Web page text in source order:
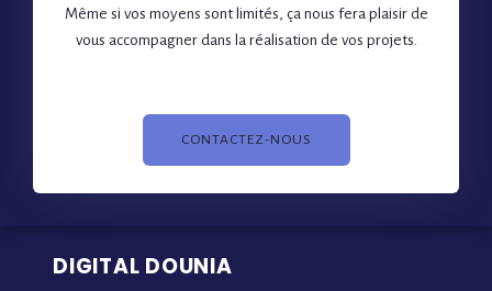
Même si vos moyens sont limités, ça nous fera plaisir de
vous accompagner dans la réalisation de vos projets.
CONTACTEZ-NOUS
DIGITAL DOUNIA